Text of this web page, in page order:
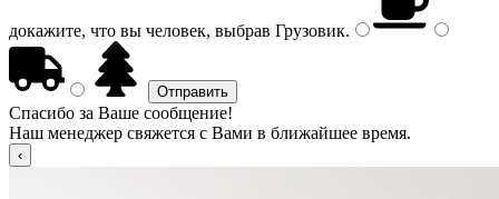
докажите, что вы человек, выбрав Грузовик.
Спасибо за Ваше сообщение!
Наш менеджер свяжется с Вами в ближайшее время.